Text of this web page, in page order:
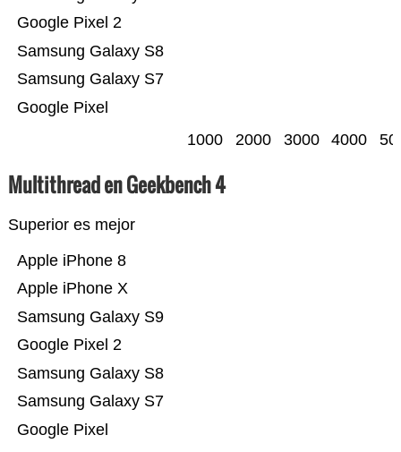
Google Pixel
Samsung Galaxy S7
Samsung Galaxy S8
Google Pixel 2
1000 2000 3000 4000
Multithread en Geekbench 4
Superior es mejor
Google Pixel
Samsung Galaxy S7
Samsung Galaxy S8
Google Pixel 2
Samsung Galaxy S9
Apple iPhone X
Apple iPhone 8